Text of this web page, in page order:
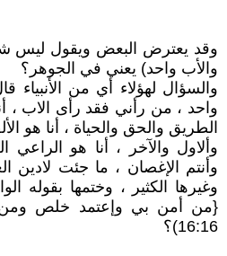
وقد يعترض البعض ويقول ليس
والأب واحد) يعني في الجوهر؟
والسؤال لهؤلاء أي من الأنبياء
واحد ، من رأني فقد رأى الاب ،
الطريق والحق والحياة ، أنا هو
وألاول والآخر ، أنا هو الراعي
وأنتم الإغصان ، ما جئت لادين
وغيرها الكثير ، وختمها بقوله
{من أمن بي وإعتمد خلص ومن
16:16)؟